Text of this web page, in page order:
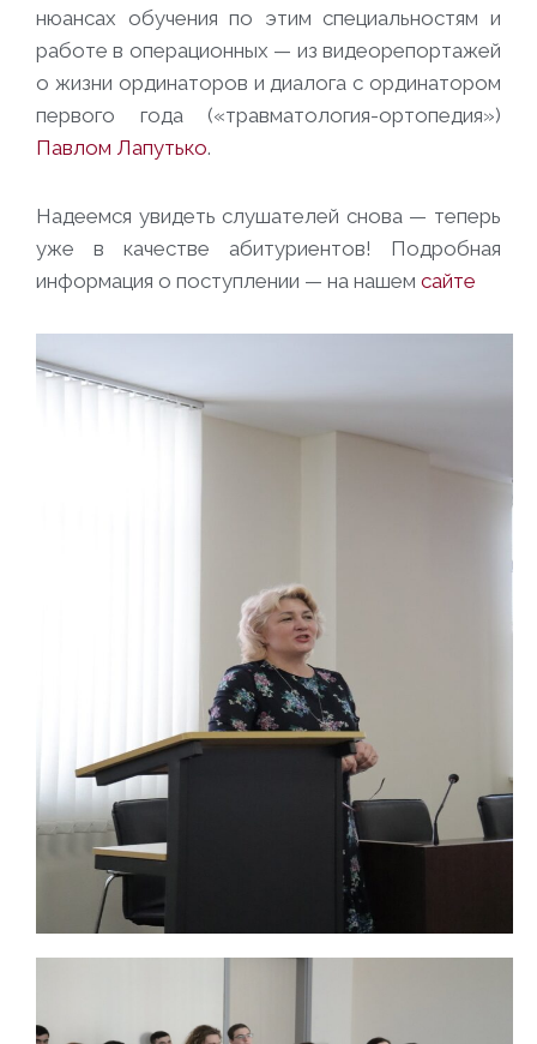
нюансах обучения по этим специальностям и
работе в операционных — из видеорепортажей
о жизни ординаторов и диалога с ординатором
первого года («травматология-ортопедия»)
Павлом Лапутько.
Надеемся увидеть слушателей снова — теперь
уже в качестве абитуриентов! Подробная
информация о поступлении — на нашем сайте